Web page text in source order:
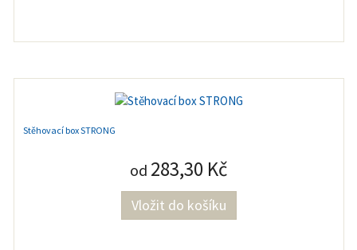
Stěhovací box STRONG
od 283,30 Kč